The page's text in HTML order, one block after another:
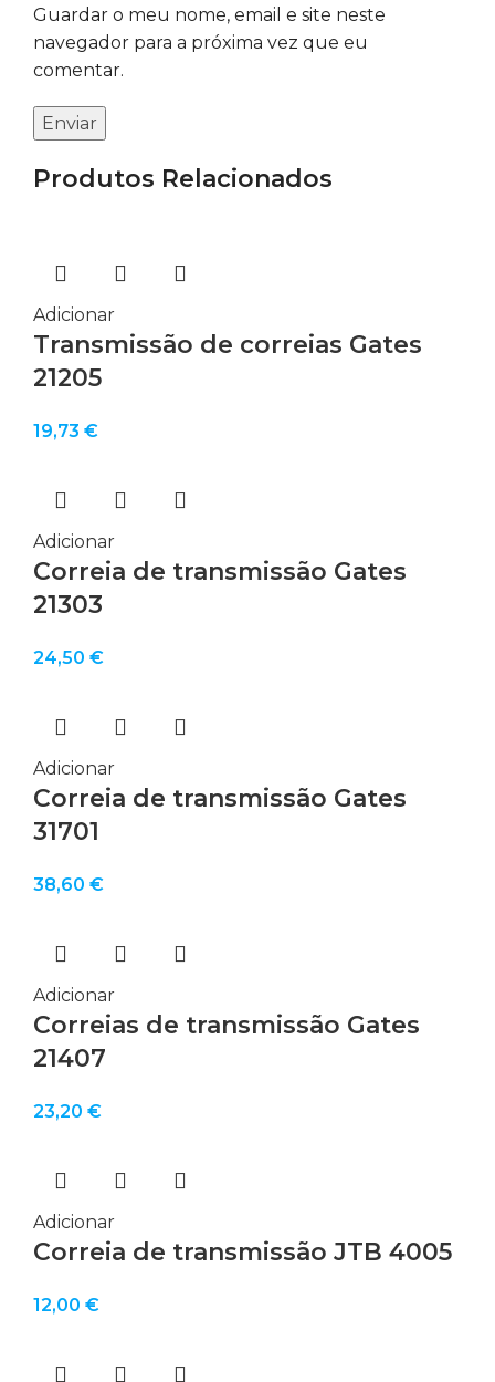
Guardar o meu nome, email e site neste
navegador para a próxima vez que eu
comentar.
Produtos Relacionados
Adicionar
Transmissão de correias Gates
21205
19,73 €
Adicionar
Correia de transmissão Gates
21303
24,50 €
Adicionar
Correia de transmissão Gates
31701
38,60 €
Adicionar
Correias de transmissão Gates
21407
23,20 €
Adicionar
Correia de transmissão JTB 4005
12,00 €